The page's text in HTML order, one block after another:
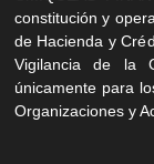
constitución y
de Hacienda y
Vigilancia de la
únicamente para
Organizaciones y